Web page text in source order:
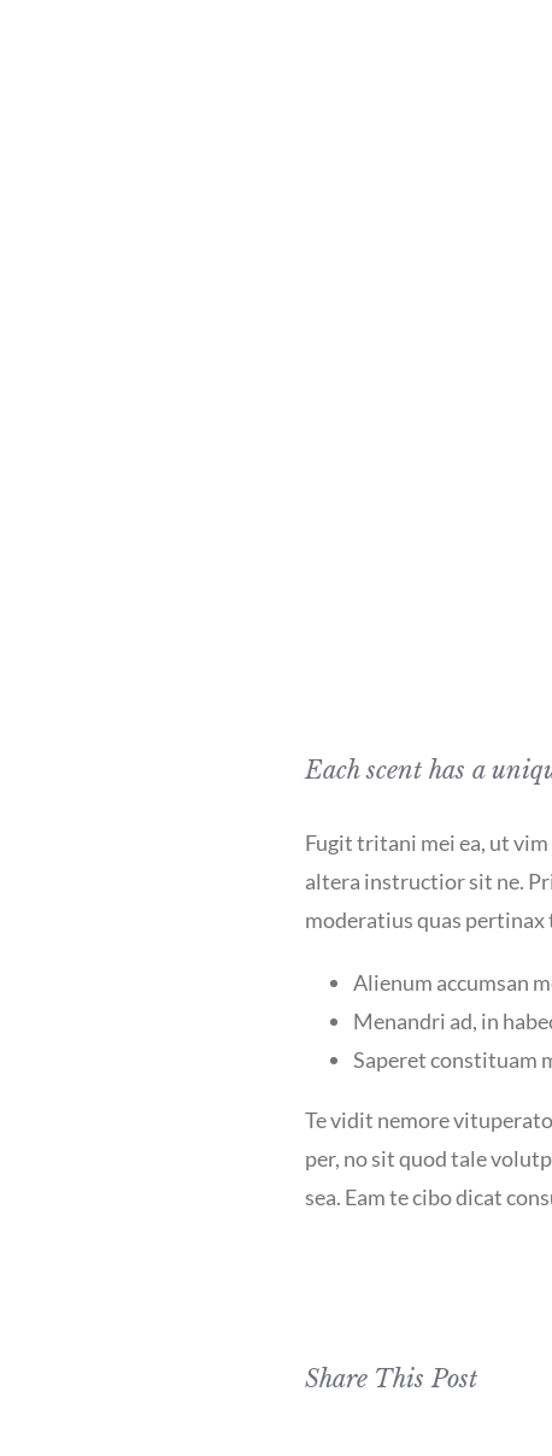
Each scent has a
Fugit tritani mei ea, ut
altera instructior sit ne.
moderatius quas
Alienum accumsan
Menandri ad, in
Saperet constituam
Te vidit nemore
per, no sit quod tale
sea. Eam te cibo dicat
Share This Post